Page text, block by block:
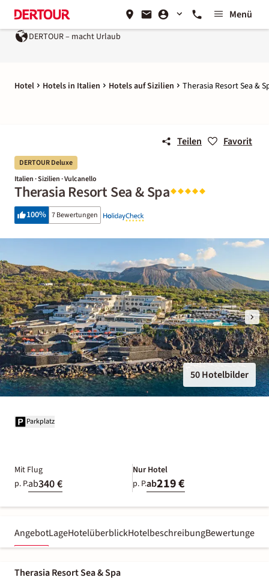
Menü
DERTOUR – macht Urlaub
Hotel Hotels in Italien Hotels auf Sizilien Therasia Resort Sea &
Teilen Favorit
DERTOUR Deluxe
Italien · Sizilien · Vulcanello
Therasia Resort Sea & Spa
100% 7 Bewertungen
50 Hotelbilder
Parkplatz
Mit Flug
p. P.ab340 €
Nur Hotel
p. P.ab219 €
AngebotLageHotelüberblickHotelbeschreibungBewertungen
Therasia Resort Sea & Spa